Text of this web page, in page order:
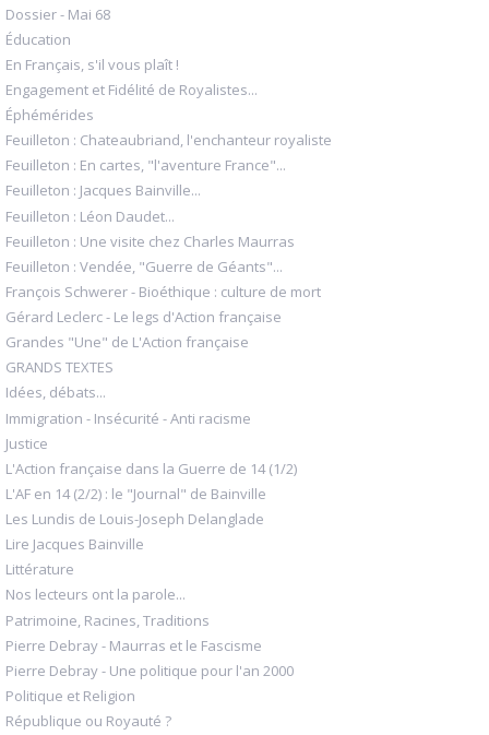
Dossier - Mai 68
Éducation
En Français, s'il vous plaît !
Engagement et Fidélité de Royalistes...
Éphémérides
Feuilleton : Chateaubriand, l'enchanteur royaliste
Feuilleton : En cartes, "l'aventure France"...
Feuilleton : Jacques Bainville...
Feuilleton : Léon Daudet...
Feuilleton : Une visite chez Charles Maurras
Feuilleton : Vendée, "Guerre de Géants"...
François Schwerer - Bioéthique : culture de mort
Gérard Leclerc - Le legs d'Action française
Grandes "Une" de L'Action française
GRANDS TEXTES
Idées, débats...
Immigration - Insécurité - Anti racisme
Justice
L'Action française dans la Guerre de 14 (1/2)
L'AF en 14 (2/2) : le "Journal" de Bainville
Les Lundis de Louis-Joseph Delanglade
Lire Jacques Bainville
Littérature
Nos lecteurs ont la parole...
Patrimoine, Racines, Traditions
Pierre Debray - Maurras et le Fascisme
Pierre Debray - Une politique pour l'an 2000
Politique et Religion
République ou Royauté ?